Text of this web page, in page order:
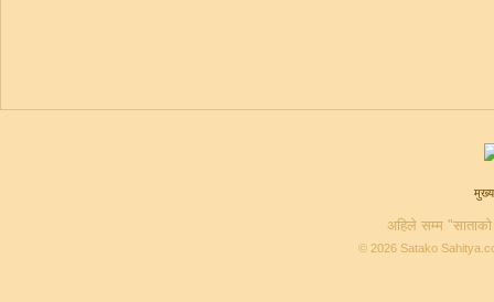
अहिले सम्म "साताको
© 2026 Satako